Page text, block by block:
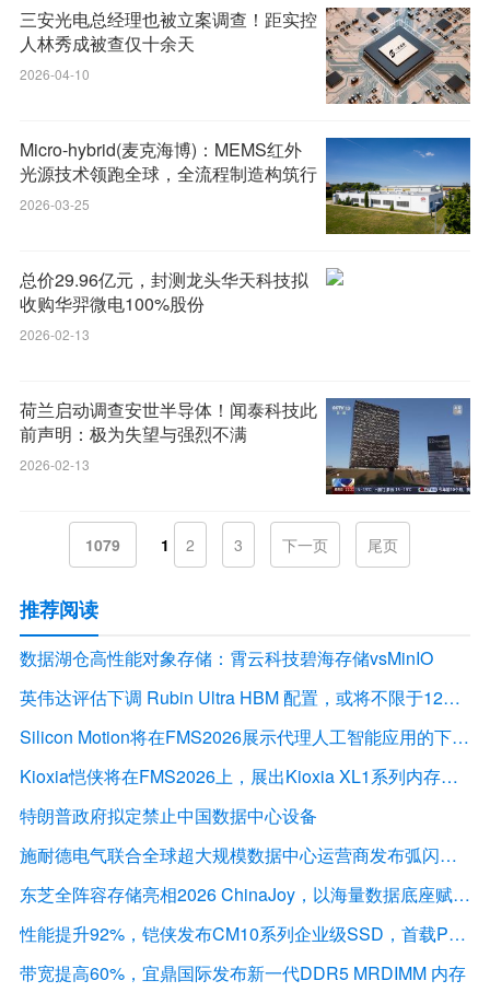
三安光电总经理也被立案调查！距实控
人林秀成被查仅十余天
2026-04-10
Micro-hybrid(麦克海博)：MEMS红外
光源技术领跑全球，全流程制造构筑行
业护城河
2026-03-25
总价29.96亿元，封测龙头华天科技拟
收购华羿微电100%股份
2026-02-13
荷兰启动调查安世半导体！闻泰科技此
前声明：极为失望与强烈不满
2026-02-13
1079 1 2 3 下一页 尾页
推荐阅读
数据湖仓高性能对象存储：霄云科技碧海存储vsMinIO
英伟达评估下调 Rubin Ultra HBM 配置，或将不限于12Hi HBM4E
Silicon Motion将在FMS2026展示代理人工智能应用的下一代存储解决方案
Kioxia恺侠将在FMS2026上，展出Kioxia XL1系列内存扩展模块
特朗普政府拟定禁止中国数据中心设备
施耐德电气联合全球超大规模数据中心运营商发布弧闪风险评估报告
东芝全阵容存储亮相2026 ChinaJoy，以海量数据底座赋能“与AI同游”新体验
性能提升92%，铠侠发布CM10系列企业级SSD，首载PCIe 6.0接口
带宽提高60%，宜鼎国际发布新一代DDR5 MRDIMM 内存